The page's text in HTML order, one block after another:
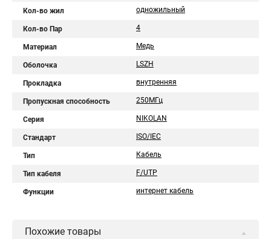
Кол-во жил одножильный
Кол-во Пар 4
Материал Медь
Оболочка LSZH
Прокладка внутренняя
Пропускная способность 250МГц
Серия NIKOLAN
Стандарт ISO/IEC
Тип Кабель
Тип кабеля F/UTP
Функции интернет кабель
Похожие товары